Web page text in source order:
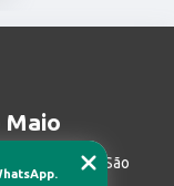
Maio
1937, LOJA 2 São